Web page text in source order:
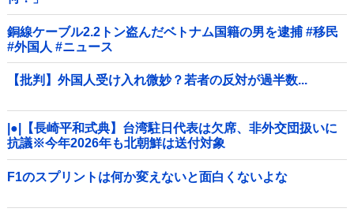
銅線ケーブル2.2トン盗んだベトナム国籍の男を逮捕 #移民
#外国人 #ニュース
【批判】外国人受け入れ微妙？若者の反対が過半数...
|●|【長崎平和式典】台湾駐日代表は欠席、非外交団扱いに
抗議※今年2026年も北朝鮮は送付対象
F1のスプリントは何か変えないと面白くないよな